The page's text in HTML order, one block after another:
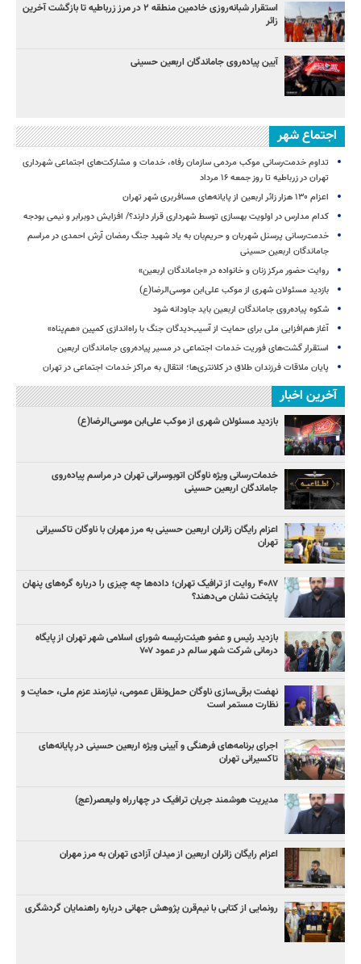
استقرار شبانه‌روزی خادمین منطقه ۲ در مرز زرباطیه تا بازگشت آخرین
زائر
آیین پیاده‌روی جاماندگان اربعین حسینی
اجتماع شهر
تداوم خدمت‌رسانی موکب مردمی سازمان رفاه، خدمات و مشارکت‌های اجتماعی شهرداری
تهران در زرباطیه تا روز جمعه ۱۶ مرداد
اعزام ۱۳۰ هزار زائر اربعین از پایانه‌های مسافربری شهر تهران
کدام مدارس در اولویت بهسازی توسط شهرداری قرار دارند؟/ افزایش دوبرابر و نیمی بودجه
خدمت‌رسانی پرسنل شهربان و حریم‌بان به یاد شهید جنگ رمضان آرش احمدی در مراسم
جاماندگان اربعین حسینی
روایت حضور مرکز زنان و خانواده در «جاماندگان اربعین»
بازدید مسئولان شهری از موکب علی‌ابن موسی‌الرضا(ع)
شکوه پیاده‌روی جاماندگان اربعین باید جاودانه شود
آغاز هم‌افزایی ملی برای حمایت از آسیب‌دیدگان جنگ با راه‌اندازی کمپین «هم‌پناه»
استقرار گشت‌های فوریت خدمات اجتماعی در مسیر پیاده‌روی جاماندگان اربعین
پایان ملاقات فرزندان طلاق در کلانتری‌ها؛ انتقال به مراکز خدمات اجتماعی در تهران
آخرین اخبار
بازدید مسئولان شهری از موکب علی‌ابن موسی‌الرضا(ع)
خدمات‌رسانی ویژه ناوگان اتوبوسرانی تهران در مراسم پیاده‌روی
جاماندگان اربعین حسینی
اعزام رایگان زائران اربعین حسینی به مرز مهران با ناوگان تاکسیرانی
تهران
۴۰۸۷ روایت از ترافیک تهران؛ داده‌ها چه چیزی را درباره گره‌های پنهان
پایتخت نشان می‌دهند؟
بازدید رئیس و عضو هیئت‌رئیسه شورای اسلامی شهر تهران از پایگاه
درمانی شرکت شهر سالم در عمود ۷۰۷
نهضت برقی‌سازی ناوگان حمل‌ونقل عمومی، نیازمند عزم ملی، حمایت و
نظارت مستمر است
اجرای برنامه‌های فرهنگی و آیینی ویژه اربعین حسینی در پایانه‌های
تاکسیرانی تهران
مدیریت هوشمند جریان ترافیک در چهارراه ولیعصر(عج)
اعزام رایگان زائران اربعین از میدان آزادی تهران به مرز مهران
رونمایی از کتابی با نیم‌قرن پژوهش جهانی درباره راهنمایان گردشگری